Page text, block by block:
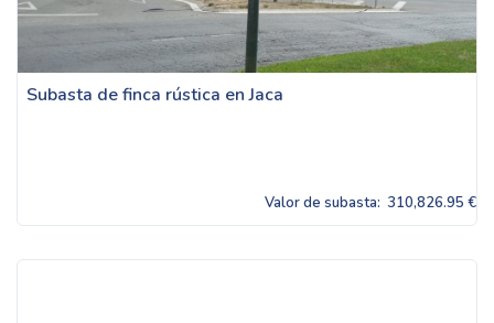
Subasta de finca rústica en Jaca
Valor de subasta: 310,826.95 €